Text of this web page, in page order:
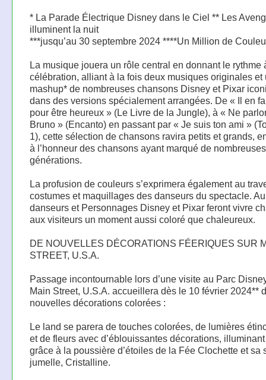
* La Parade Électrique Disney dans le Ciel ** Les
illuminent la nuit
***jusqu’au 30 septembre 2024 ****Un Million de
La musique jouera un rôle central en donnant le rythme
célébration, alliant à la fois deux musiques originales et
mashup* de nombreuses chansons Disney et Pixar
dans des versions spécialement arrangées. De « Il en
pour être heureux » (Le Livre de la Jungle), à « Ne
Bruno » (Encanto) en passant par « Je suis ton ami »
1), cette sélection de chansons ravira petits et grands,
à l’honneur des chansons ayant marqué de nombreuses
générations.
La profusion de couleurs s’exprimera également au
costumes et maquillages des danseurs du spectacle.
danseurs et Personnages Disney et Pixar feront vivre
aux visiteurs un moment aussi coloré que chaleureux.
DE NOUVELLES DÉCORATIONS FÉERIQUES SUR
STREET, U.S.A.
Passage incontournable lors d’une visite au Parc
Main Street, U.S.A. accueillera dès le 10 février 2024**
nouvelles décorations colorées :
Le land se parera de touches colorées, de lumières
et de fleurs avec d’éblouissantes décorations, illuminant
grâce à la poussière d’étoiles de la Fée Clochette et sa
jumelle, Cristalline.